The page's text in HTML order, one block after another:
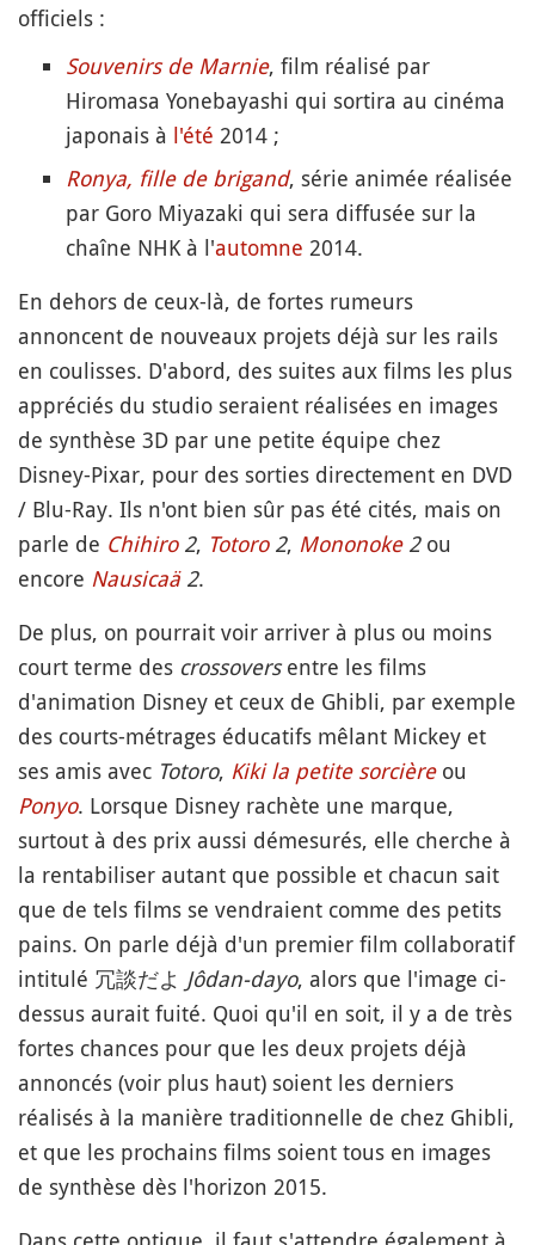
officiels :
Souvenirs de Marnie, film réalisé par
Hiromasa Yonebayashi qui sortira au cinéma
japonais à l'été 2014 ;
Ronya, fille de brigand, série animée réalisée
par Goro Miyazaki qui sera diffusée sur la
chaîne NHK à l'automne 2014.
En dehors de ceux-là, de fortes rumeurs
annoncent de nouveaux projets déjà sur les rails
en coulisses. D'abord, des suites aux films les plus
appréciés du studio seraient réalisées en images
de synthèse 3D par une petite équipe chez
Disney-Pixar, pour des sorties directement en DVD
/ Blu-Ray. Ils n'ont bien sûr pas été cités, mais on
parle de Chihiro2, Totoro2, Mononoke2ou
encore Nausicaä2.
De plus, on pourrait voir arriver à plus ou moins
court terme des crossoversentre les films
d'animation Disney et ceux de Ghibli, par exemple
des courts-métrages éducatifs mêlant Mickey et
ses amis avec Totoro, Kiki la petite sorcièreou
Ponyo. Lorsque Disney rachète une marque,
surtout à des prix aussi démesurés, elle cherche à
la rentabiliser autant que possible et chacun sait
que de tels films se vendraient comme des petits
pains. On parle déjà d'un premier film collaboratif
intitulé 冗談だよ Jôdan-dayo, alors que l'image ci-
dessus aurait fuité. Quoi qu'il en soit, il y a de très
fortes chances pour que les deux projets déjà
annoncés (voir plus haut) soient les derniers
réalisés à la manière traditionnelle de chez Ghibli,
et que les prochains films soient tous en images
de synthèse dès l'horizon 2015.